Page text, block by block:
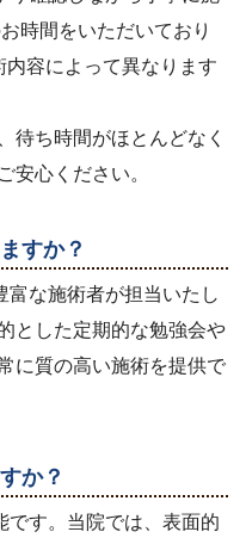
時間をいただいており
容によって異なります
待ち時間がほとんどなく
安心ください。
すか？
な施術者が担当いたし
とした定期的な勉強会や
に質の高い施術を提供で
か？
です。当院では、表面的